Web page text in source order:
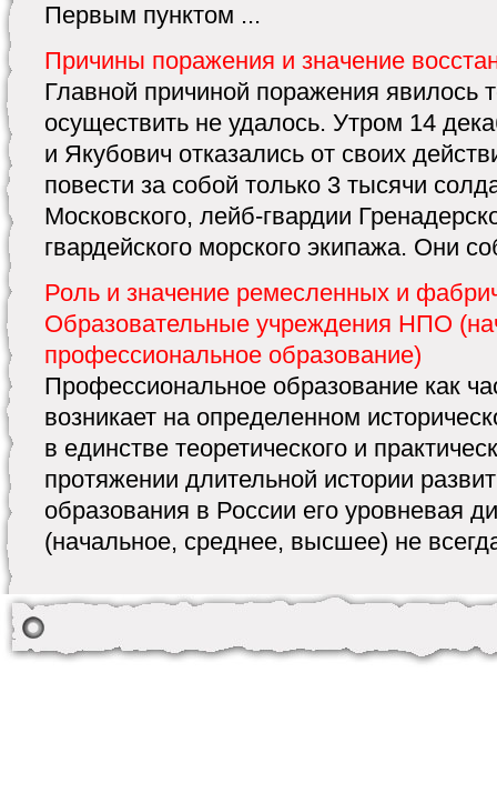
Первым пунктом ...
Причины поражения и значение
Главной причиной поражения явилось
осуществить не удалось. Утром 14
и Якубович отказались от своих
повести за собой только 3 тысячи
Московского, лейб-гвардии
гвардейского морского экипажа. Они
Роль и значение ремесленных и
Образовательные учреждения НПО
профессиональное образование)
Профессиональное образование как
возникает на определенном
в единстве теоретического и
протяжении длительной истории
образования в России его уровневая
(начальное, среднее, высшее) не